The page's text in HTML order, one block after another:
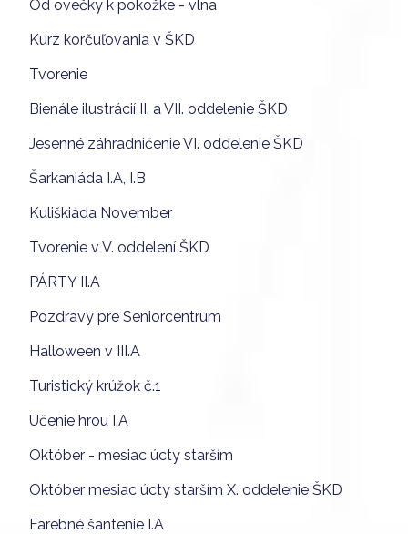
Od ovečky k pokožke - vlna
Kurz korčuľovania v ŠKD
Tvorenie
Bienále ilustrácií II. a VII. oddelenie ŠKD
Jesenné záhradničenie VI. oddelenie ŠKD
Šarkaniáda I.A, I.B
Kuliškiáda November
Tvorenie v V. oddelení ŠKD
PÁRTY II.A
Pozdravy pre Seniorcentrum
Halloween v III.A
Turistický krúžok č.1
Učenie hrou I.A
Október - mesiac úcty starším
Október mesiac úcty starším X. oddelenie ŠKD
Farebné šantenie I.A